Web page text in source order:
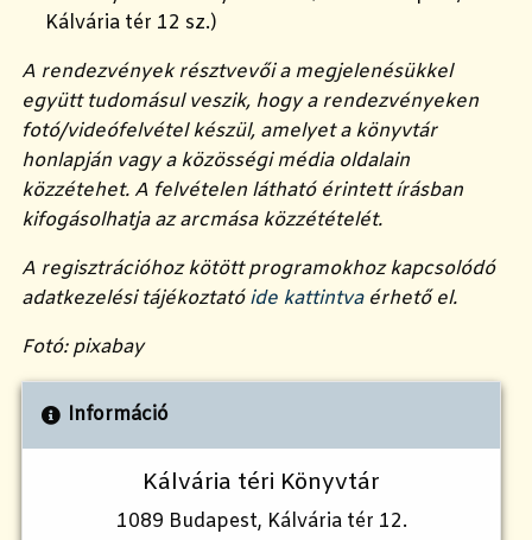
Kálvária tér 12 sz.)
A rendezvények résztvevői a megjelenésükkel
együtt tudomásul veszik, hogy a rendezvényeken
fotó/videófelvétel készül, amelyet a könyvtár
honlapján vagy a közösségi média oldalain
közzétehet. A felvételen látható érintett írásban
kifogásolhatja az arcmása közzétételét.
A regisztrációhoz kötött programokhoz kapcsolódó
adatkezelési tájékoztatóide kattintvaérhető el.
Fotó: pixabay
Információ
Kálvária téri Könyvtár
1089 Budapest, Kálvária tér 12.